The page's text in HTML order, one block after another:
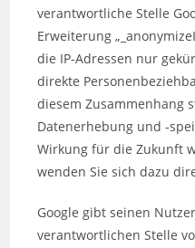
verantwortliche Stelle
Erweiterung
die IP-Adressen nur
direkte
diesem Zusammenhang
Datenerhebung und -
Wirkung für die Zukunft
wenden Sie sich dazu
Google gibt seinen
verantwortlichen Stelle